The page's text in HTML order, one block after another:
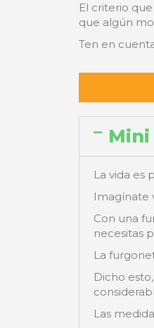
El criterio
que algún
Ten en
Mini
La vida es
Imagínate
Con una
necesitas
La
Dicho
Las